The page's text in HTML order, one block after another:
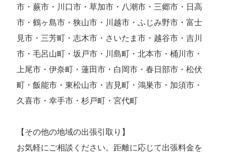
市・蕨市・川口市・草加市・八潮市・三郷市・日高
市・鶴ヶ島市・狭山市・川越市・ふじみ野市・富士
見市・三芳町・志木市・さいたま市・越谷市・吉川
市・毛呂山町・坂戸市・川島町・北本市・桶川市・
上尾市・伊奈町・蓮田市・白岡市・春日部市・松伏
町・飯能市・東松山市・吉見町・鴻巣市・加須市・
久喜市・幸手市・杉戸町・宮代町
【その他の地域の出張引取り】
お気軽にご相談ください。距離に応じて出張料金を